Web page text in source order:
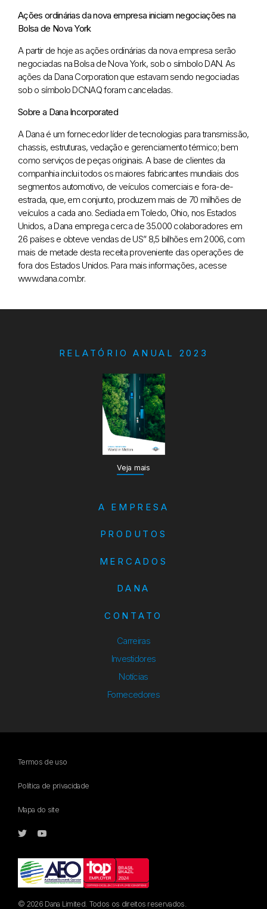
Ações ordinárias da nova empresa iniciam negociações na
Bolsa de Nova York
A partir de hoje as ações ordinárias da nova empresa serão
negociadas na Bolsa de Nova York, sob o símbolo DAN. As
ações da Dana Corporation que estavam sendo negociadas
sob o símbolo DCNAQ foram canceladas.
Sobre a Dana Incorporated
A Dana é um fornecedor líder de tecnologias para transmissão,
chassis, estruturas, vedação e gerenciamento térmico; bem
como serviços de peças originais. A base de clientes da
companhia inclui todos os maiores fabricantes mundiais dos
segmentos automotivo, de veículos comerciais e fora-de-
estrada, que, em conjunto, produzem mais de 70 milhões de
veículos a cada ano. Sediada em Toledo, Ohio, nos Estados
Unidos, a Dana emprega cerca de 35.000 colaboradores em
26 países e obteve vendas de US” 8,5 bilhões em 2006, com
mais de metade desta receita proveniente das operações de
fora dos Estados Unidos. Para mais informações, acesse
www.dana.com.br.
RELATÓRIO ANUAL 2023
Veja mais
A EMPRESA
PRODUTOS
MERCADOS
DANA
CONTATO
Carreiras
Investidores
Notícias
Fornecedores
Termos de uso
Política de privacidade
Mapa do site
© 2026 Dana Limited. Todos os direitos reservados.